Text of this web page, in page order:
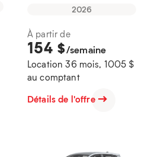
2026
À partir de
154 $/semaine
Location 36 mois, 1005 $
au comptant
Détails de l'offre